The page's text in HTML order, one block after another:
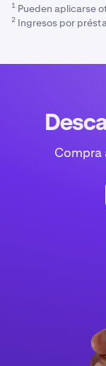
1 Pueden aplicarse
2 Ingresos por
Compra